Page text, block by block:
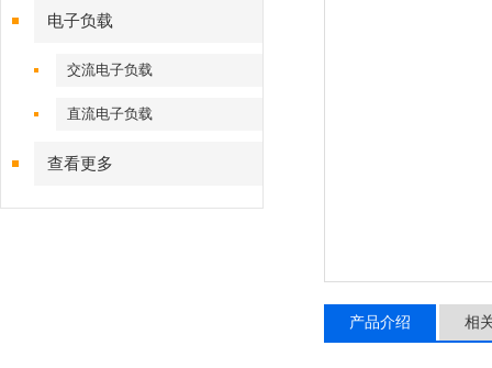
电子负载
交流电子负载
直流电子负载
查看更多
产品介绍 相